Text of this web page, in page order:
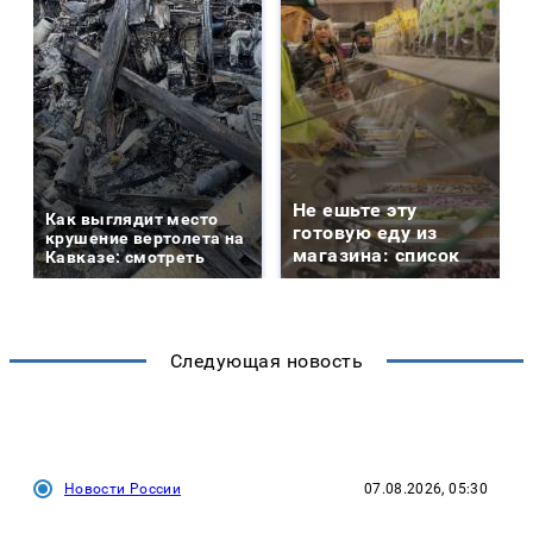
Как выглядит место
крушение вертолета на
Кавказе: смотреть
Не ешьте эту
готовую еду из
магазина: список
Следующая новость
Новости России 07.08.2026, 05:30